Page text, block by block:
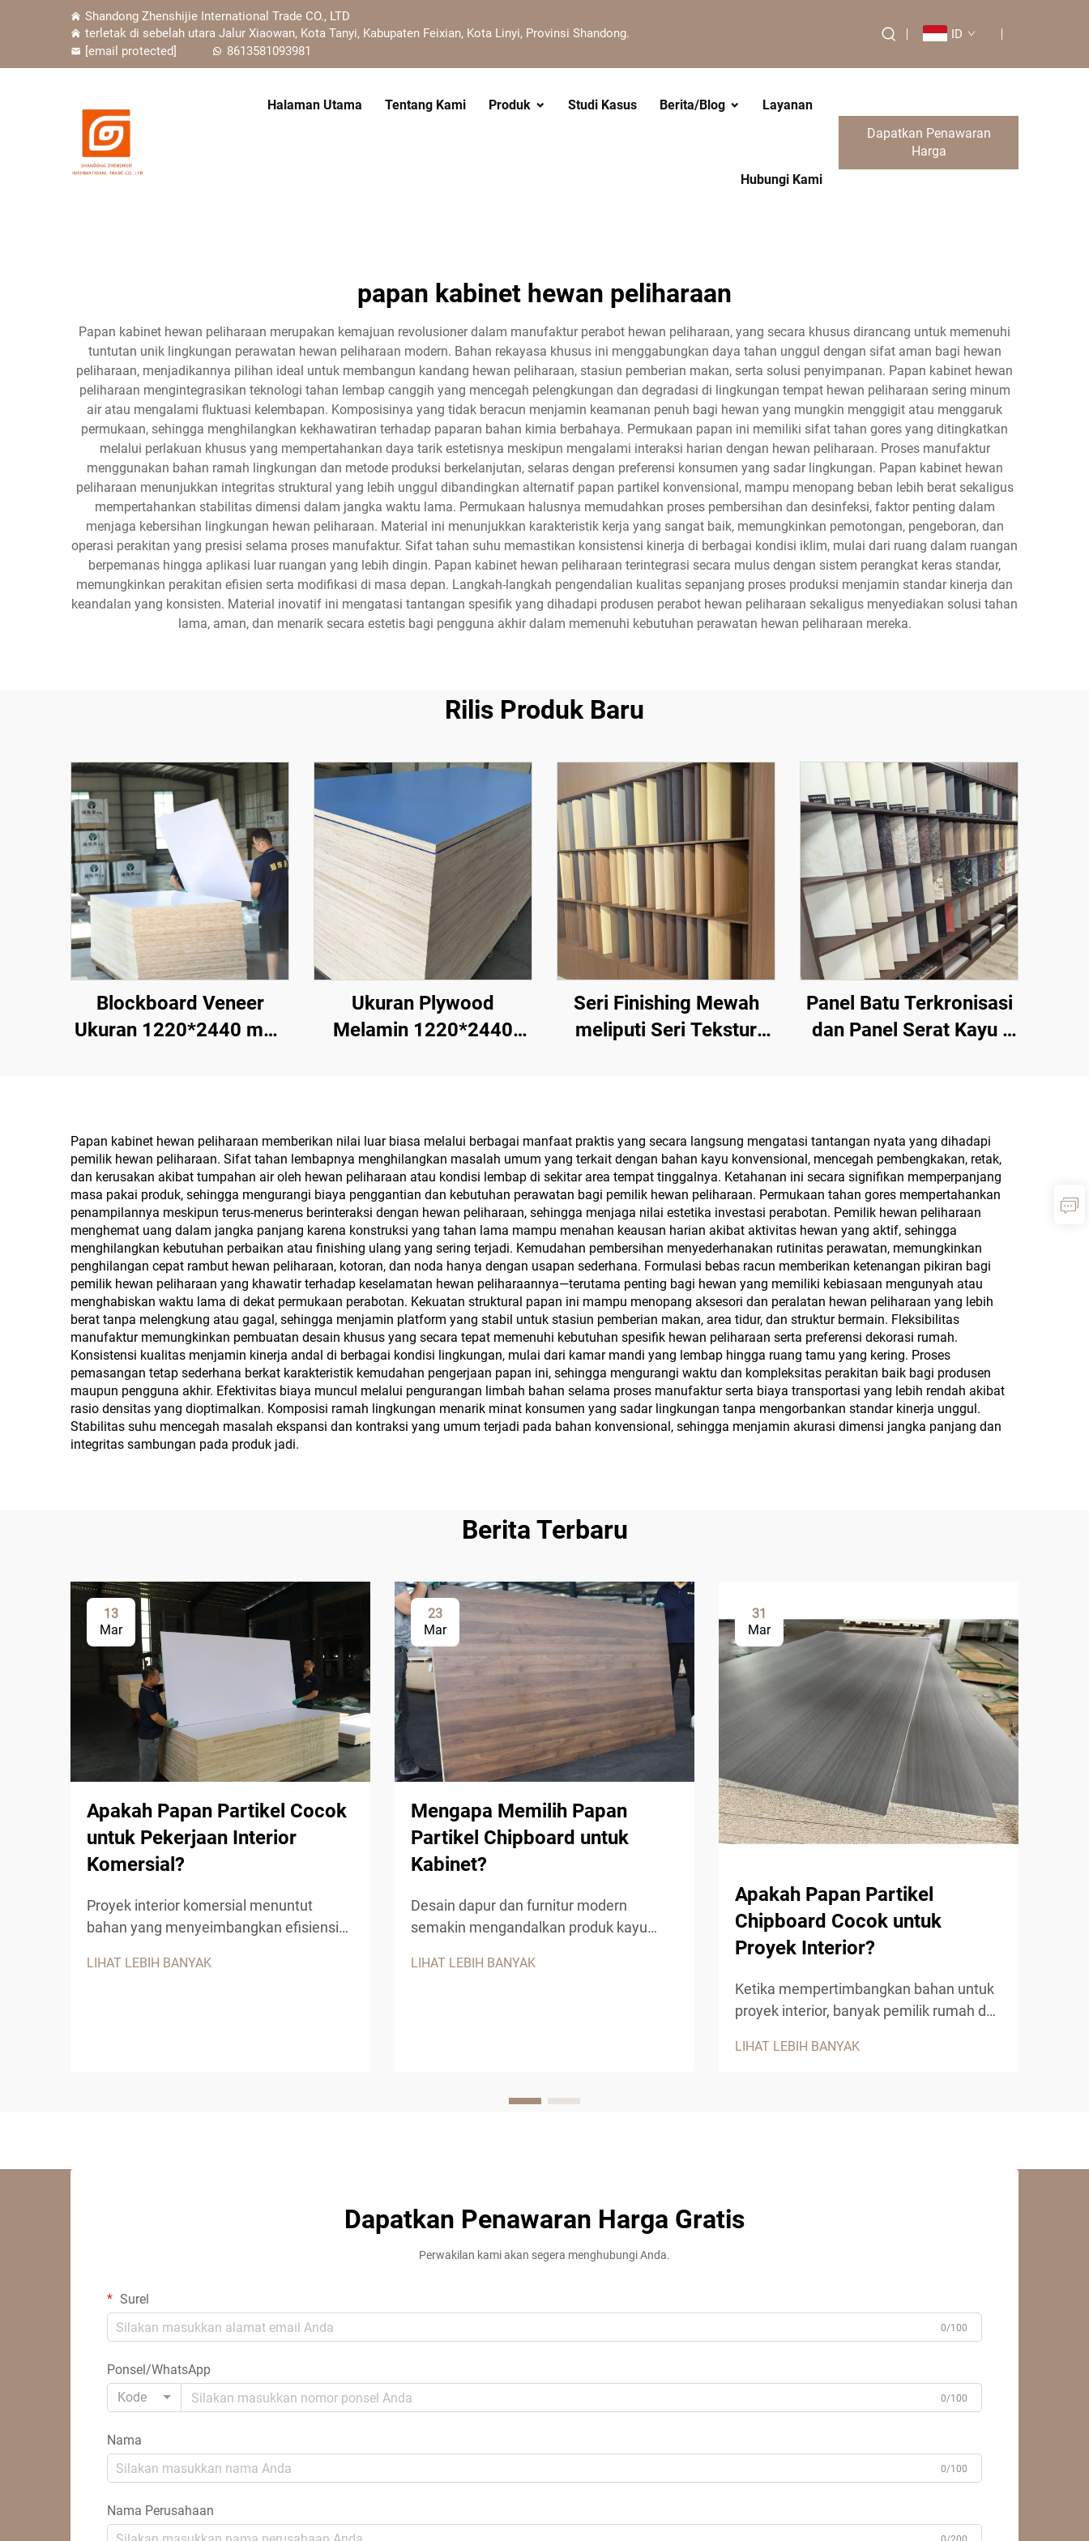
Shandong Zhenshijie International Trade CO., LTD
terletak di sebelah utara Jalur Xiaowan, Kota Tanyi, Kabupaten Feixian, Kota Linyi, Provinsi Shandong.
[email protected]
8613581093981
ID
Halaman Utama Tentang Kami Produk Studi Kasus Berita/Blog Layanan
Hubungi Kami
Dapatkan Penawaran
Harga
papan kabinet hewan peliharaan
Papan kabinet hewan peliharaan merupakan kemajuan revolusioner dalam manufaktur perabot hewan peliharaan, yang secara khusus dirancang untuk memenuhi
tuntutan unik lingkungan perawatan hewan peliharaan modern. Bahan rekayasa khusus ini menggabungkan daya tahan unggul dengan sifat aman bagi hewan
peliharaan, menjadikannya pilihan ideal untuk membangun kandang hewan peliharaan, stasiun pemberian makan, serta solusi penyimpanan. Papan kabinet hewan
peliharaan mengintegrasikan teknologi tahan lembap canggih yang mencegah pelengkungan dan degradasi di lingkungan tempat hewan peliharaan sering minum
air atau mengalami fluktuasi kelembapan. Komposisinya yang tidak beracun menjamin keamanan penuh bagi hewan yang mungkin menggigit atau menggaruk
permukaan, sehingga menghilangkan kekhawatiran terhadap paparan bahan kimia berbahaya. Permukaan papan ini memiliki sifat tahan gores yang ditingkatkan
melalui perlakuan khusus yang mempertahankan daya tarik estetisnya meskipun mengalami interaksi harian dengan hewan peliharaan. Proses manufaktur
menggunakan bahan ramah lingkungan dan metode produksi berkelanjutan, selaras dengan preferensi konsumen yang sadar lingkungan. Papan kabinet hewan
peliharaan menunjukkan integritas struktural yang lebih unggul dibandingkan alternatif papan partikel konvensional, mampu menopang beban lebih berat sekaligus
mempertahankan stabilitas dimensi dalam jangka waktu lama. Permukaan halusnya memudahkan proses pembersihan dan desinfeksi, faktor penting dalam
menjaga kebersihan lingkungan hewan peliharaan. Material ini menunjukkan karakteristik kerja yang sangat baik, memungkinkan pemotongan, pengeboran, dan
operasi perakitan yang presisi selama proses manufaktur. Sifat tahan suhu memastikan konsistensi kinerja di berbagai kondisi iklim, mulai dari ruang dalam ruangan
berpemanas hingga aplikasi luar ruangan yang lebih dingin. Papan kabinet hewan peliharaan terintegrasi secara mulus dengan sistem perangkat keras standar,
memungkinkan perakitan efisien serta modifikasi di masa depan. Langkah-langkah pengendalian kualitas sepanjang proses produksi menjamin standar kinerja dan
keandalan yang konsisten. Material inovatif ini mengatasi tantangan spesifik yang dihadapi produsen perabot hewan peliharaan sekaligus menyediakan solusi tahan
lama, aman, dan menarik secara estetis bagi pengguna akhir dalam memenuhi kebutuhan perawatan hewan peliharaan mereka.
Rilis Produk Baru
Blockboard Veneer
Ukuran 1220*2440 mm,
Dekorasi Kabinet
Ukuran Plywood
Melamin 1220*2440
Melamin untuk Dekorasi
Kabinet
Seri Finishing Mewah
meliputi Seri Tekstur
Tinta Puitis Oriental
untuk MDF, Chipboard,
Papan Partikel, Kayu
Lapis, dan Papan Blok
Panel Batu Terkronisasi
dan Panel Serat Kayu |
Minyak Campuran Italia |
Pembatas Tepi
Berwarna Serasi |
Koleksi Papan Furnitur
Mewah Tanpa Cat
Papan kabinet hewan peliharaan memberikan nilai luar biasa melalui berbagai manfaat praktis yang secara langsung mengatasi tantangan nyata yang dihadapi
pemilik hewan peliharaan. Sifat tahan lembapnya menghilangkan masalah umum yang terkait dengan bahan kayu konvensional, mencegah pembengkakan, retak,
dan kerusakan akibat tumpahan air oleh hewan peliharaan atau kondisi lembap di sekitar area tempat tinggalnya. Ketahanan ini secara signifikan memperpanjang
masa pakai produk, sehingga mengurangi biaya penggantian dan kebutuhan perawatan bagi pemilik hewan peliharaan. Permukaan tahan gores mempertahankan
penampilannya meskipun terus-menerus berinteraksi dengan hewan peliharaan, sehingga menjaga nilai estetika investasi perabotan. Pemilik hewan peliharaan
menghemat uang dalam jangka panjang karena konstruksi yang tahan lama mampu menahan keausan harian akibat aktivitas hewan yang aktif, sehingga
menghilangkan kebutuhan perbaikan atau finishing ulang yang sering terjadi. Kemudahan pembersihan menyederhanakan rutinitas perawatan, memungkinkan
penghilangan cepat rambut hewan peliharaan, kotoran, dan noda hanya dengan usapan sederhana. Formulasi bebas racun memberikan ketenangan pikiran bagi
pemilik hewan peliharaan yang khawatir terhadap keselamatan hewan peliharaannya—terutama penting bagi hewan yang memiliki kebiasaan mengunyah atau
menghabiskan waktu lama di dekat permukaan perabotan. Kekuatan struktural papan ini mampu menopang aksesori dan peralatan hewan peliharaan yang lebih
berat tanpa melengkung atau gagal, sehingga menjamin platform yang stabil untuk stasiun pemberian makan, area tidur, dan struktur bermain. Fleksibilitas
manufaktur memungkinkan pembuatan desain khusus yang secara tepat memenuhi kebutuhan spesifik hewan peliharaan serta preferensi dekorasi rumah.
Konsistensi kualitas menjamin kinerja andal di berbagai kondisi lingkungan, mulai dari kamar mandi yang lembap hingga ruang tamu yang kering. Proses
pemasangan tetap sederhana berkat karakteristik kemudahan pengerjaan papan ini, sehingga mengurangi waktu dan kompleksitas perakitan baik bagi produsen
maupun pengguna akhir. Efektivitas biaya muncul melalui pengurangan limbah bahan selama proses manufaktur serta biaya transportasi yang lebih rendah akibat
rasio densitas yang dioptimalkan. Komposisi ramah lingkungan menarik minat konsumen yang sadar lingkungan tanpa mengorbankan standar kinerja unggul.
Stabilitas suhu mencegah masalah ekspansi dan kontraksi yang umum terjadi pada bahan konvensional, sehingga menjamin akurasi dimensi jangka panjang dan
integritas sambungan pada produk jadi.
Berita Terbaru
13
Mar
Apakah Papan Partikel Cocok
untuk Pekerjaan Interior
Komersial?
Proyek interior komersial menuntut
bahan yang menyeimbangkan efisiensi
Papan partikel telah muncul sebagai
LIHAT LEBIH BANYAK
23
Mar
Mengapa Memilih Papan
Partikel Chipboard untuk
Kabinet?
Desain dapur dan furnitur modern
semakin mengandalkan produk kayu
biasa, ketahanan, serta efisiensi biaya. Di
LIHAT LEBIH BANYAK
31
Mar
Apakah Papan Partikel
Chipboard Cocok untuk
Proyek Interior?
Ketika mempertimbangkan bahan untuk
proyek interior, banyak pemilik rumah dan
papan partikel chipboard sebagai solusi
LIHAT LEBIH BANYAK
Dapatkan Penawaran Harga Gratis
Perwakilan kami akan segera menghubungi Anda.
Surel
0/100
Ponsel/WhatsApp
Kode
0/100
Nama
0/100
Nama Perusahaan